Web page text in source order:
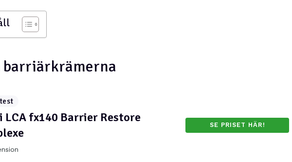
barriärkrämerna
LCA fx140 Barrier Restore
SE PRISET HÄR!